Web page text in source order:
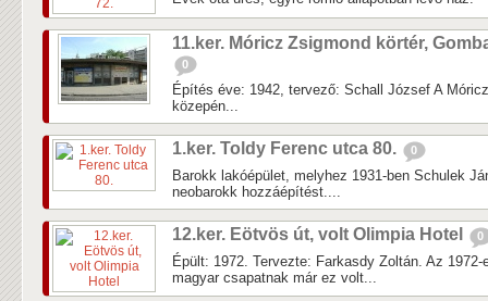
11.ker. Móricz Zsigmond körtér,
0
Építés éve: 1942, tervező: Schall József A
közepén...
1.ker. Toldy Ferenc utca 80. 0
Barokk lakóépület, melyhez 1931-ben Schulek
neobarokk hozzáépítést....
12.ker. Eötvös út, volt Olimpia Hotel 0
Épült: 1972. Tervezte: Farkasdy Zoltán. Az
magyar csapatnak már ez volt...